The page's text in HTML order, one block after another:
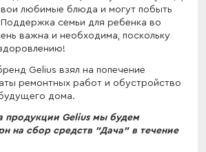
любимые блюда и могут побыть
семьи для ребенка во
важна и необходима, поскольку
Gelius взял на попечение
ремонтных работ и обустройство
дома.
продукции Gelius мы будем
на сбор средств "Дача" в течение